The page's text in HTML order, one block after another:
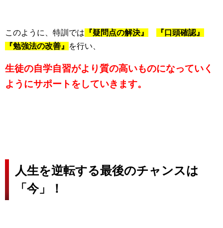
このように、特訓では 『疑問点の解決』
『口頭確認』
『勉強法の改善』
を行い、
生徒の自学自習がより質の高いものになっていく
ようにサポートをしていきます。
人生を逆転する最後のチャンスは
「今」！